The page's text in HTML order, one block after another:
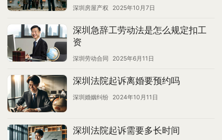
深圳房屋产权 2025年10月7日
深圳急辞工劳动法是怎么规定扣工
资
深圳劳动合同 2025年6月11日
深圳法院起诉离婚要预约吗
深圳婚姻纠纷 2024年10月11日
深圳法院起诉需要多长时间